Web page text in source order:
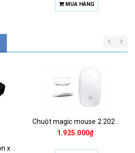
MUA HÀNG
Ổ cứng ssd 1tb kingston xs1000 (bảo hành 3 năm)
Chuột magic mouse 2 2021 za/a
1.925.000₫